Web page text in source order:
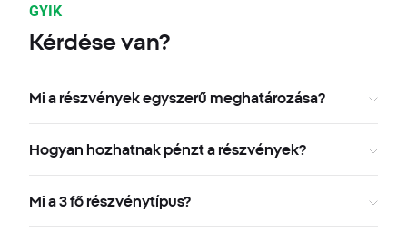
GYIK
Kérdése van?
Mi a részvények egyszerű meghatározása?
Hogyan hozhatnak pénzt a részvények?
Mi a 3 fő részvénytípus?